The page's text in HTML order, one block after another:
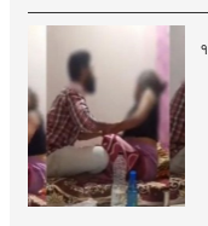
निष्ठा व्यक्त केली नाही’!
पणतू सात्यकी सावरकर
यांनी न्यायालयात सादर
केला दावा